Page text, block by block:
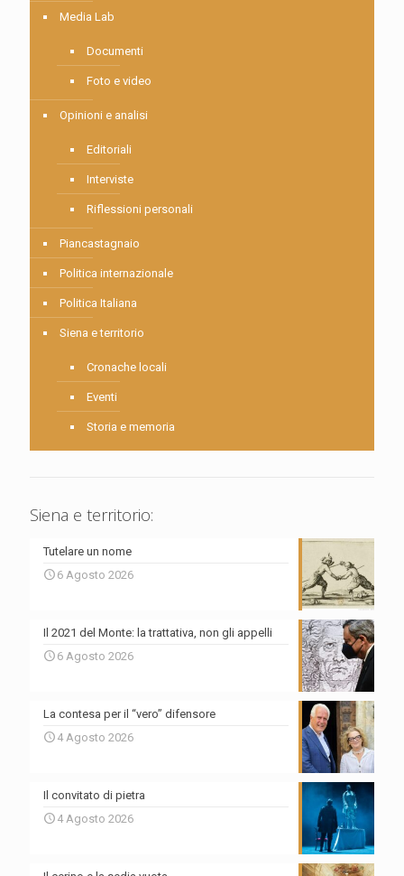
Media Lab
Documenti
Foto e video
Opinioni e analisi
Editoriali
Interviste
Riflessioni personali
Piancastagnaio
Politica internazionale
Politica Italiana
Siena e territorio
Cronache locali
Eventi
Storia e memoria
Siena e territorio:
Tutelare un nome
6 Agosto 2026
Il 2021 del Monte: la trattativa, non gli appelli
6 Agosto 2026
La contesa per il “vero” difensore
4 Agosto 2026
Il convitato di pietra
4 Agosto 2026